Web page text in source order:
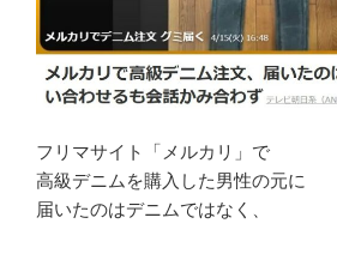
フリマサイト「メルカリ」で
高級デニムを購入した男性の元に
届いたのはデニムではなく、